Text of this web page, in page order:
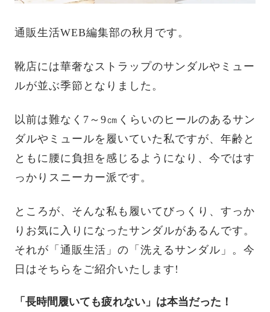
通販生活WEB編集部の秋月です。
靴店には華奢なストラップのサンダルやミュー
ルが並ぶ季節となりました。
以前は難なく7～9㎝くらいのヒールのあるサン
ダルやミュールを履いていた私ですが、年齢と
ともに腰に負担を感じるようになり、今ではす
っかりスニーカー派です。
ところが、そんな私も履いてびっくり、すっか
りお気に入りになったサンダルがあるんです。
それが「通販生活」の「洗えるサンダル」。今
日はそちらをご紹介いたします!
「長時間履いても疲れない」は本当だった！